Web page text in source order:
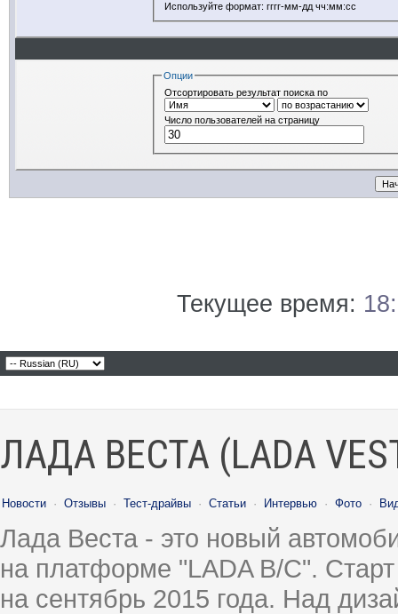
Используйте формат: гггг-мм-дд чч:мм:сс
Опции
Отсортировать результат поиска по
Число пользователей на страницу
Текущее время:
ЛАДА ВЕСТА (LADA
Новости · Отзывы · Тест-драйвы · Статьи · Интервью · Фото ·
Лада Веста - это новый
на платформе "LADA B/C".
на сентябрь 2015 года. Над